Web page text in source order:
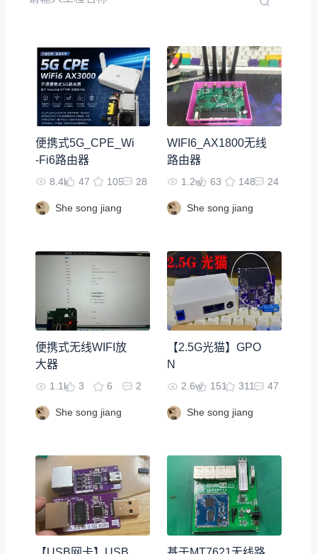
便携式5G_CPE_Wi
-Fi6路由器
8.4k 47 105 28
She song jiang
WIFI6_AX1800无线
路由器
1.2w 63 148 24
She song jiang
便携式无线WIFI放
大器
1.1k 3 6 2
She song jiang
【2.5G光猫】GPO
N
2.6w 151 311 47
She song jiang